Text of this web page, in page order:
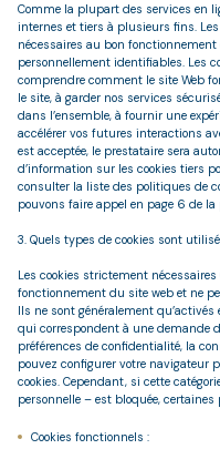
Comme la plupart des services en
internes et tiers à plusieurs fins.
nécessaires au bon
personnellement identifiables. Les
comprendre comment le site Web
le site, à garder nos services
dans l’ensemble, à fournir une
accélérer vos futures interactions
est acceptée, le prestataire sera
d’information sur les cookies tiers
consulter la liste des politiques de
pouvons faire appel en page 6 de la
3. Quels types de cookies sont
Les cookies strictement nécessaires
fonctionnement du site web et ne
Ils ne sont généralement
qui correspondent à une demande
préférences de confidentialité, la
pouvez configurer votre navigateur
cookies. Cependant, si cette
personnelle – est bloquée,
Cookies fonctionnels :